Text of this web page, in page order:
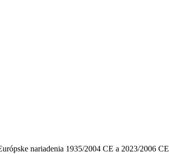
nariadenia 1935/2004 CE a 2023/2006 CE